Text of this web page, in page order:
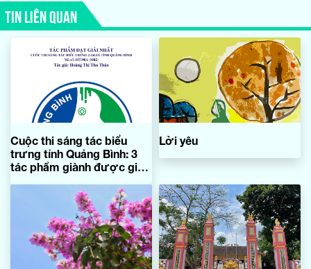
TIN LIÊN QUAN
Cuộc thi sáng tác biểu
trưng tỉnh Quảng Bình: 3
tác phẩm giành được giải
Lời yêu